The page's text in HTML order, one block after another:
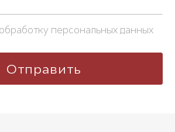
персональных данных